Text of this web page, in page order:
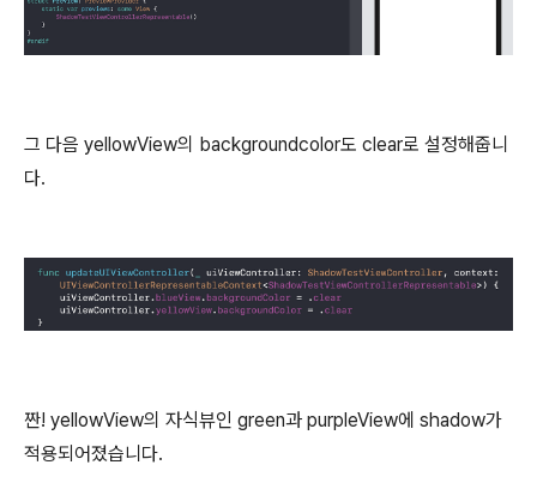
그 다음 yellowView의 backgroundcolor도 clear로 설정해줍니
다.
짠! yellowView의 자식뷰인 green과 purpleView에 shadow가
적용되어졌습니다.